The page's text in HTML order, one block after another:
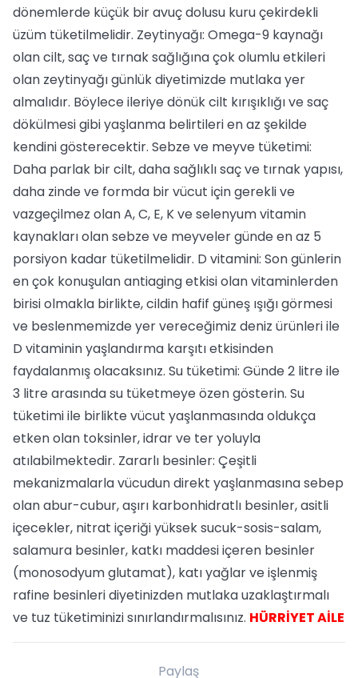
dönemlerde küçük bir avuç dolusu kuru çekirdekli
üzüm tüketilmelidir. Zeytinyağı: Omega-9 kaynağı
olan cilt, saç ve tırnak sağlığına çok olumlu etkileri
olan zeytinyağı günlük diyetimizde mutlaka yer
almalıdır. Böylece ileriye dönük cilt kırışıklığı ve saç
dökülmesi gibi yaşlanma belirtileri en az şekilde
kendini gösterecektir. Sebze ve meyve tüketimi:
Daha parlak bir cilt, daha sağlıklı saç ve tırnak yapısı,
daha zinde ve formda bir vücut için gerekli ve
vazgeçilmez olan A, C, E, K ve selenyum vitamin
kaynakları olan sebze ve meyveler günde en az 5
porsiyon kadar tüketilmelidir. D vitamini: Son günlerin
en çok konuşulan antiaging etkisi olan vitaminlerden
birisi olmakla birlikte, cildin hafif güneş ışığı görmesi
ve beslenmemizde yer vereceğimiz deniz ürünleri ile
D vitaminin yaşlandırma karşıtı etkisinden
faydalanmış olacaksınız. Su tüketimi: Günde 2 litre ile
3 litre arasında su tüketmeye özen gösterin. Su
tüketimi ile birlikte vücut yaşlanmasında oldukça
etken olan toksinler, idrar ve ter yoluyla
atılabilmektedir. Zararlı besinler: Çeşitli
mekanizmalarla vücudun direkt yaşlanmasına sebep
olan abur-cubur, aşırı karbonhidratlı besinler, asitli
içecekler, nitrat içeriği yüksek sucuk-sosis-salam,
salamura besinler, katkı maddesi içeren besinler
(monosodyum glutamat), katı yağlar ve işlenmiş
rafine besinleri diyetinizden mutlaka uzaklaştırmalı
ve tuz tüketiminizi sınırlandırmalısınız. HÜRRİYET AİLE
Paylaş